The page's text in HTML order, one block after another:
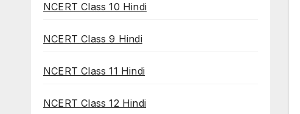
NCERT Class 10 Hindi
NCERT Class 9 Hindi
NCERT Class 11 Hindi
NCERT Class 12 Hindi